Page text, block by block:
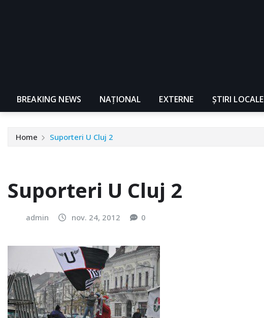
BREAKING NEWS NAŢIONAL EXTERNE ȘTIRI LOCALE
Home Suporteri U Cluj 2
Suporteri U Cluj 2
admin nov. 24, 2012 0